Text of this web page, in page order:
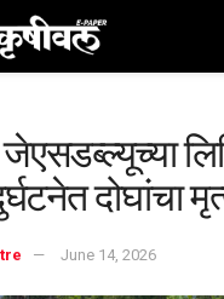
दोघांचा
June 14, 2026